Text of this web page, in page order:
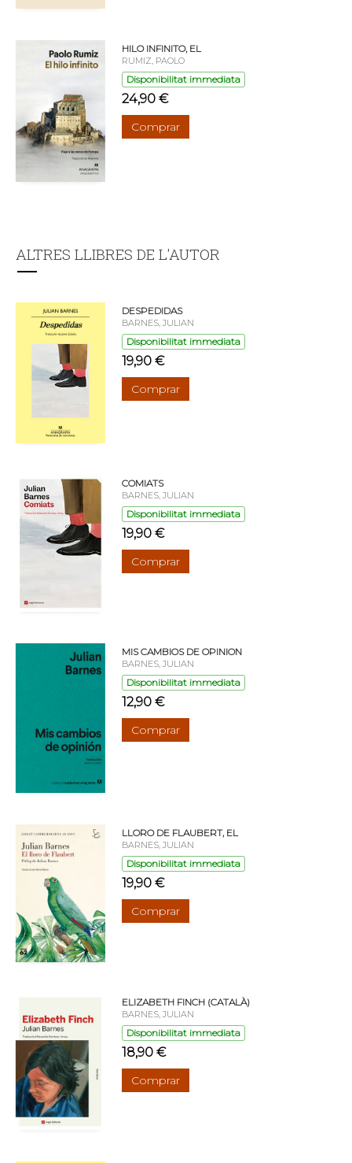
HILO INFINITO, EL
RUMIZ, PAOLO
Disponibilitat immediata
24,90 €
Comprar
ALTRES LLIBRES DE L'AUTOR
DESPEDIDAS
BARNES, JULIAN
Disponibilitat immediata
19,90 €
Comprar
COMIATS
BARNES, JULIAN
Disponibilitat immediata
19,90 €
Comprar
MIS CAMBIOS DE OPINION
BARNES, JULIAN
Disponibilitat immediata
12,90 €
Comprar
LLORO DE FLAUBERT, EL
BARNES, JULIAN
Disponibilitat immediata
19,90 €
Comprar
ELIZABETH FINCH (CATALÀ)
BARNES, JULIAN
Disponibilitat immediata
18,90 €
Comprar